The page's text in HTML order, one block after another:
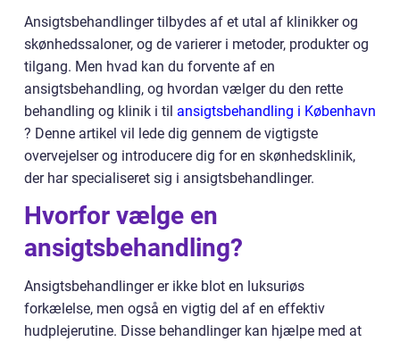
Ansigtsbehandlinger tilbydes af et utal af klinikker og
skønhedssaloner, og de varierer i metoder, produkter og
tilgang. Men hvad kan du forvente af en
ansigtsbehandling, og hvordan vælger du den rette
behandling og klinik i til ansigtsbehandling i København
? Denne artikel vil lede dig gennem de vigtigste
overvejelser og introducere dig for en skønhedsklinik,
der har specialiseret sig i ansigtsbehandlinger.
Hvorfor vælge en
ansigtsbehandling?
Ansigtsbehandlinger er ikke blot en luksuriøs
forkælelse, men også en vigtig del af en effektiv
hudplejerutine. Disse behandlinger kan hjælpe med at